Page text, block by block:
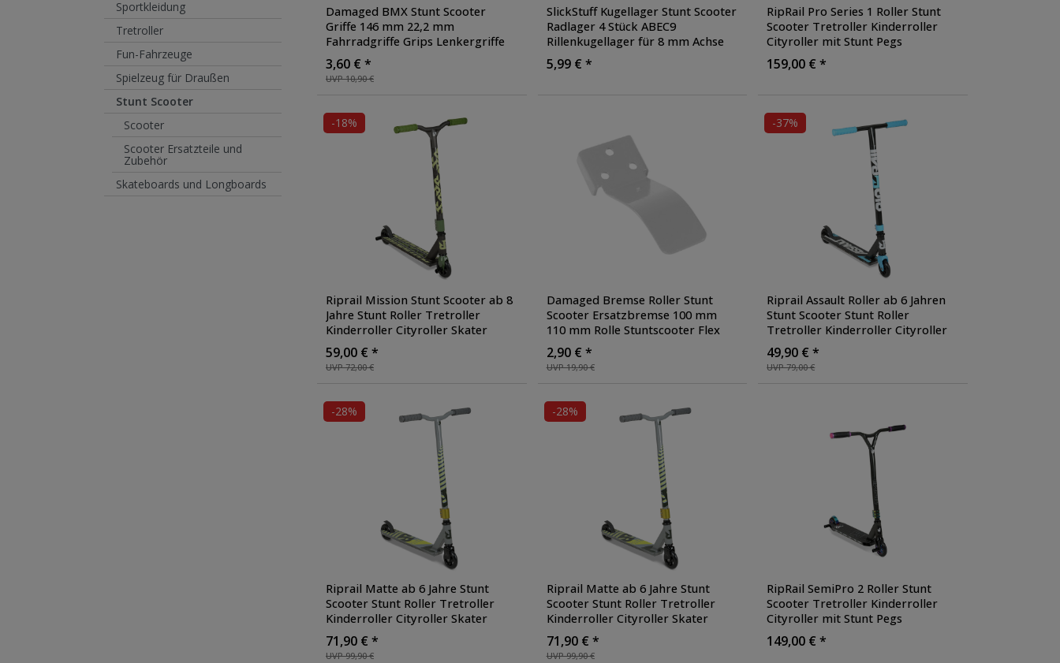
Sportkleidung
Tretroller
Fun-Fahrzeuge
Spielzeug für Draußen
Stunt Scooter
Scooter
Scooter Ersatzteile und
Zubehör
Skateboards und Longboards
Damaged BMX Stunt Scooter
Griffe 146 mm 22,2 mm
Fahrradgriffe Grips Lenkergriffe
Gummigriffe Set rechts links
Farbe: gelb
UVP 10,90 €
3,60 € *
SlickStuff Kugellager Stunt Scooter
Radlager 4 Stück ABEC9
Rillenkugellager für 8 mm Achse
Kickscooter mit Spacer
5,99 € *
RipRail Pro Series 1 Roller Stunt
Scooter Tretroller Kinderroller
Cityroller mit Stunt Pegs
Stuntroller Aluminium eloxiert
Farbe: wizard
159,00 € *
-18%
Riprail Mission Stunt Scooter ab 8
Jahre Stunt Roller Tretroller
Kinderroller Cityroller Skater
Roller Freestyle für Tricks
Kickscooter
UVP 72,00 €
59,00 € *
Damaged Bremse Roller Stunt
Scooter Ersatzbremse 100 mm
110 mm Rolle Stuntscooter Flex
Brake, Farbe: weiß
UVP 19,90 €
2,90 € *
-37%
Riprail Assault Roller ab 6 Jahren
Stunt Scooter Stunt Roller
Tretroller Kinderroller Cityroller
Skater Roller Freestyle für Tricks
Kickscooter
UVP 79,00 €
49,90 € *
-28%
Riprail Matte ab 6 Jahre Stunt
Scooter Stunt Roller Tretroller
Kinderroller Cityroller Skater
Roller Freestyle für Tricks
Kickscooter
UVP 99,90 €
71,90 € *
-28%
Riprail Matte ab 6 Jahre Stunt
Scooter Stunt Roller Tretroller
Kinderroller Cityroller Skater
Roller Freestyle für Tricks
Kickscooter
UVP 99,90 €
71,90 € *
RipRail SemiPro 2 Roller Stunt
Scooter Tretroller Kinderroller
Cityroller mit Stunt Pegs
Stuntroller Aluminium eloxiert
Farbe: jet fuel
149,00 € *